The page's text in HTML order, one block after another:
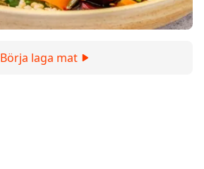
Börja laga mat